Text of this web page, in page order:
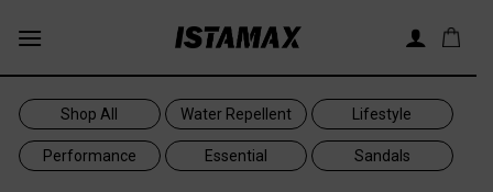
Shop All Water Repellent Lifestyle
Performance Essential Sandals